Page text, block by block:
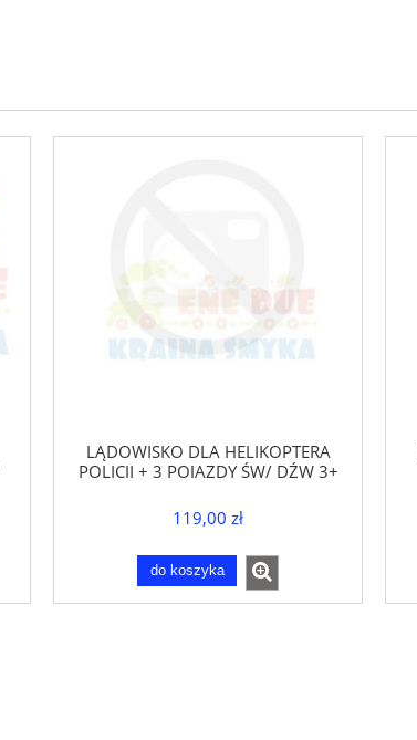
LĄDOWISKO DLA HELIKOPTERA
POLICJI + 3 POJAZDY ŚW/ DŹW 3+
119,00 zł
do koszyka